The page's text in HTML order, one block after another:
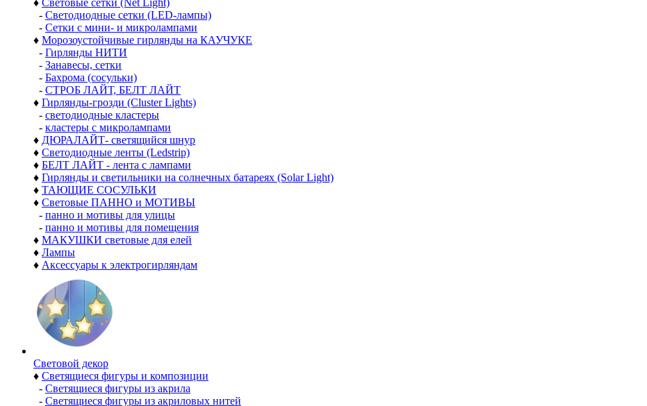
♦ Световые сетки (Net Light)
- Светодиодные сетки (LED-лампы)
- Сетки с мини- и микролампами
♦ Морозоустойчивые гирлянды на КАУЧУКЕ
- Гирлянды НИТИ
- Занавесы, сетки
- Бахрома (сосульки)
- СТРОБ ЛАЙТ, БЕЛТ ЛАЙТ
♦ Гирлянды-грозди (Cluster Lights)
- светодиодные кластеры
- кластеры с микролампами
♦ ДЮРАЛАЙТ- светящийся шнур
♦ Светодиодные ленты (Ledstrip)
♦ БЕЛТ ЛАЙТ - лента с лампами
♦ Гирлянды и светильники на солнечных батареях (Solar Light)
♦ ТАЮЩИЕ СОСУЛЬКИ
♦ Световые ПАННО и МОТИВЫ
- панно и мотивы для улицы
- панно и мотивы для помещения
♦ МАКУШКИ световые для елей
♦ Лампы
♦ Аксессуары к электрогирляндам
Световой декор
♦ Светящиеся фигуры и композиции
- Светящиеся фигуры из акрила
- Светящиеся фигуры из акриловых нитей